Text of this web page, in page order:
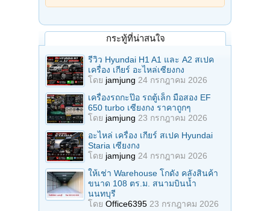
กระทู้ที่น่าสนใจ
รีวิว Hyundai H1 A1 และ A2 สเปค
เครื่อง เกียร์ อะไหล่เซียงกง
โดย jamjung 24 กรกฎาคม 2026
เครื่องรถกะป๊อ รถตู้เล็ก มือสอง EF
650 turbo เซียงกง ราคาถูกๆ
โดย jamjung 23 กรกฎาคม 2026
อะไหล่ เครื่อง เกียร์ สเปค Hyundai
Staria เซียงกง
โดย jamjung 24 กรกฎาคม 2026
ให้เช่า Warehouse โกดัง คลังสินค้า
ขนาด 108 ตร.ม. สนามบินน้ำ
นนทบุรี
โดย Office6395 23 กรกฎาคม 2026